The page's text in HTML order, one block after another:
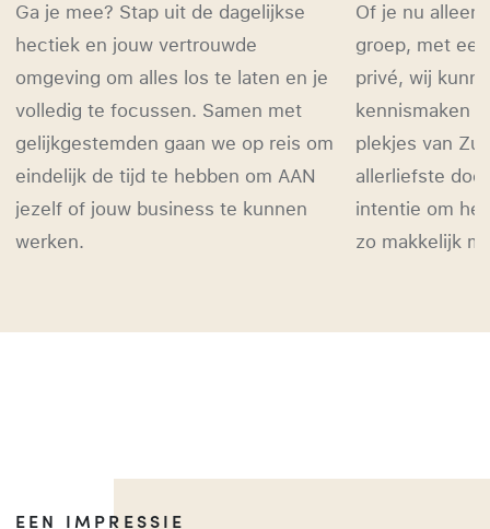
Ga je mee? Stap uit de dagelijkse
hectiek en jouw vertrouwde
omgeving om alles los te laten en je
volledig te focussen. Samen met
gelijkgestemden gaan we op reis om
eindelijk de tijd te hebben om AAN
jezelf of jouw business te kunnen
werken.
Of je nu
groep, met
privé, wij
kennismaken
plekjes van
allerliefste
intentie om
zo makkelijk
EEN IMPRESSIE